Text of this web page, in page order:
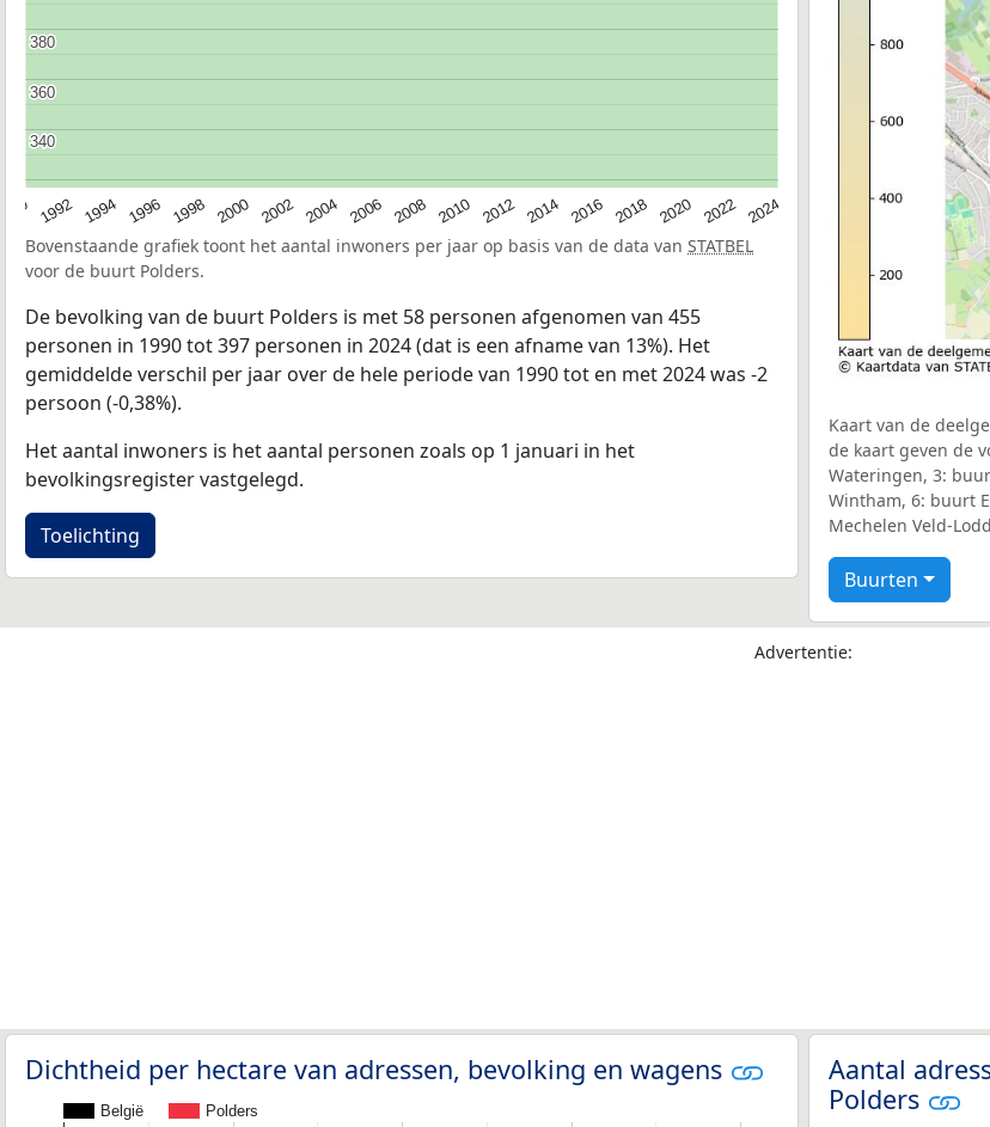
1992 1994 1996 1998 2000 2002 2004 2006 2008 2010 2012 2014 2016 2018 2020 2022 2024
340
340
360
360
380
380
Bovenstaande grafiek toont het aantal inwoners per jaar op basis van de data van STATBEL
voor de buurt Polders.
De bevolking van de buurt Polders is met 58 personen afgenomen van 455
personen in 1990 tot 397 personen in 2024 (dat is een afname van 13%). Het
gemiddelde verschil per jaar over de hele periode van 1990 tot en met 2024 was -2
persoon (-0,38%).
Het aantal inwoners is het aantal personen zoals op 1 januari in het
bevolkingsregister vastgelegd.
Toelichting
Kaart van de
de kaart geven de
Wateringen, 3:
Wintham, 6: buurt
Mechelen Veld-
Buurten
Advertentie:
Dichtheid per hectare van adressen, bevolking en wagens
België Polders
Aantal
Polders